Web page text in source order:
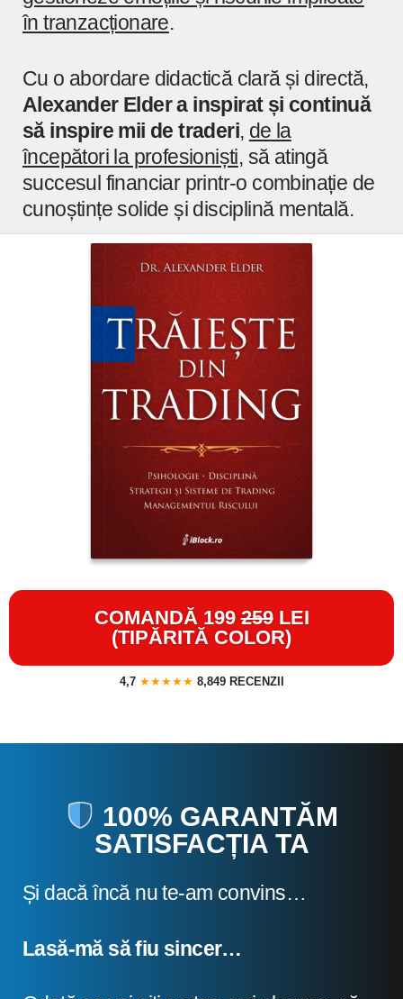
în tranzacționare.
Cu o abordare didactică clară și directă,
Alexander Elder a inspirat și continuă
să inspire mii de traderi, de la
începători la profesioniști, să atingă
succesul financiar printr-o combinație de
cunoștințe solide și disciplină mentală.
COMANDĂ 199259LEI
(TIPĂRITĂ COLOR)
4,7★★★★★ 8,849 RECENZII
100% GARANTĂM
SATISFACȚIA TA
Și dacă încă nu te-am convins…
Lasă-mă să fiu sincer…